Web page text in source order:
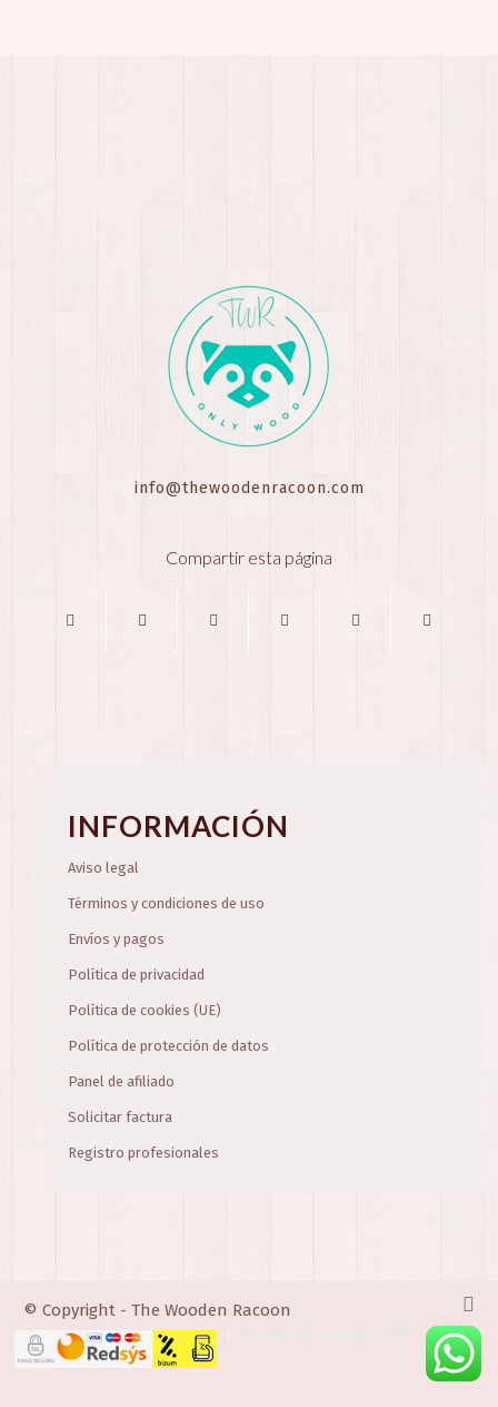
info@thewoodenracoon.com
Compartir esta página
INFORMACIÓN
Aviso legal
Términos y condiciones de uso
Envíos y pagos
Política de privacidad
Política de cookies (UE)
Política de protección de datos
Panel de afiliado
Solicitar factura
Registro profesionales
© Copyright - The Wooden Racoon